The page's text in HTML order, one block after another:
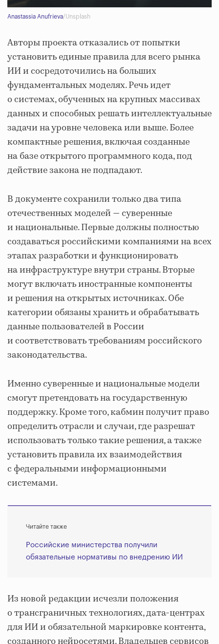
Anastassia Anufrieva/Unsplash
Авторы проекта отказались от попытки
установить единые правила для всего рынка
ИИ и сосредоточились на больших
фундаментальных моделях. Речь идет
о системах, обученных на крупных массивах
данных и способных решать интеллектуальные
задачи на уровне человека или выше. Более
компактные решения, включая созданные
на базе открытого программного кода, под
действие закона не подпадают.
В документе сохранили только два типа
отечественных моделей — суверенные
и национальные. Первые должны полностью
создаваться российскими компаниями на всех
этапах разработки и функционировать
на инфраструктуре внутри страны. Вторые
могут включать иностранные компоненты
и решения на открытых источниках. Обе
категории обязаны хранить и обрабатывать
данные пользователей в России
и соответствовать требованиям российского
законодательства.
Именно суверенные и национальные модели
смогут претендовать на государственную
поддержку. Кроме того, кабмин получит право
определить отрасли и случаи, где разрешат
использовать только такие решения, а также
установить правила их взаимодействия
с федеральными информационными
системами.
Читайте также
Российские министерства получили
обязательные нормативы по внедрению ИИ
Из новой редакции исчезли положения
о трансграничных технологиях, дата-центрах
для ИИ и обязательной маркировке контента,
созданного нейросетями. Владельцев сервисов